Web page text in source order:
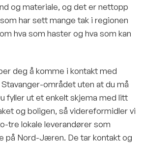
og materiale, og det er nettopp
har sett mange tak i regionen
hva som haster og hva som kan
deg å komme i kontakt med
området uten at du må
fyller ut et enkelt skjema med litt
og boligen, så videreformidler vi
tre lokale leverandører som
på Nord-Jæren. De tar kontakt og